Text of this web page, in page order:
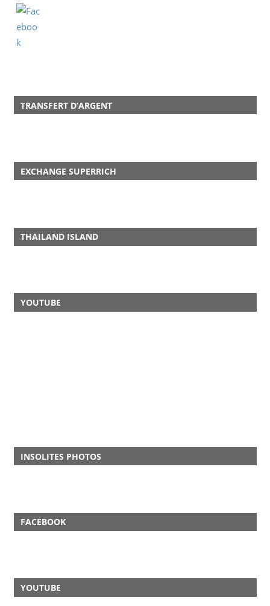
TRANSFERT D’ARGENT
EXCHANGE SUPERRICH
THAILAND ISLAND
YOUTUBE
INSOLITES PHOTOS
FACEBOOK
YOUTUBE